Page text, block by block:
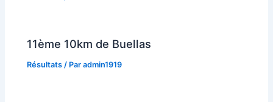
11ème 10km de Buellas
Résultats / Paradmin1919